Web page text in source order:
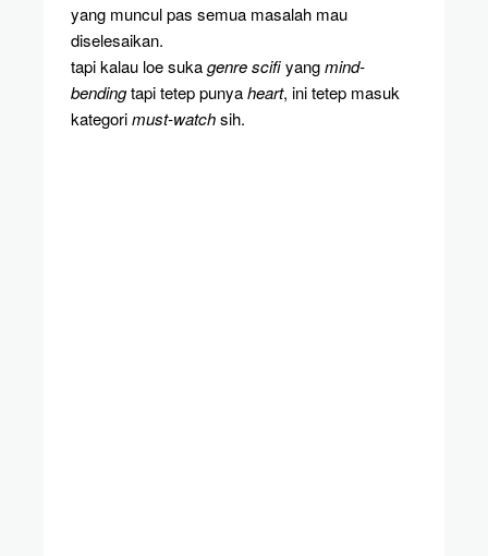
yang muncul pas semua masalah mau
diselesaikan.
tapi kalau loe sukagenrescifiyangmind-
bendingtapi tetep punyaheart, ini tetep masuk
kategorimust-watchsih.